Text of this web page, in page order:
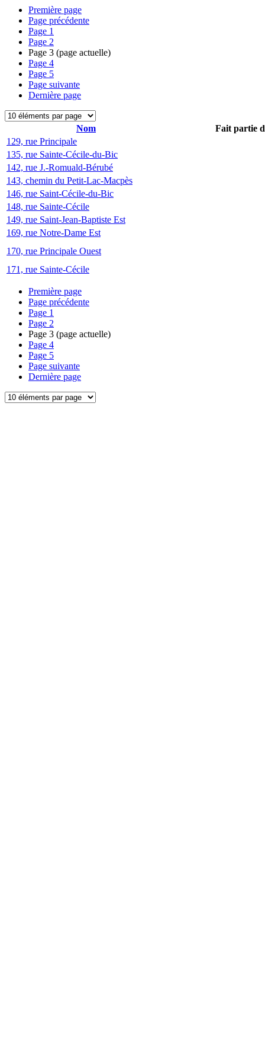
Première page
Page précédente
Page 1
Page 2
Page 3 (page actuelle)
Page 4
Page 5
Page suivante
Dernière page
Nom
Fait partie
129, rue Principale
135, rue Sainte-Cécile-du-Bic
142, rue J.-Romuald-Bérubé
143, chemin du Petit-Lac-Macpès
146, rue Saint-Cécile-du-Bic
148, rue Sainte-Cécile
149, rue Saint-Jean-Baptiste Est
169, rue Notre-Dame Est
170, rue Principale Ouest
171, rue Sainte-Cécile
Première page
Page précédente
Page 1
Page 2
Page 3 (page actuelle)
Page 4
Page 5
Page suivante
Dernière page